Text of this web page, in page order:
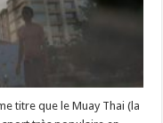
titre que le Muay Thai (la